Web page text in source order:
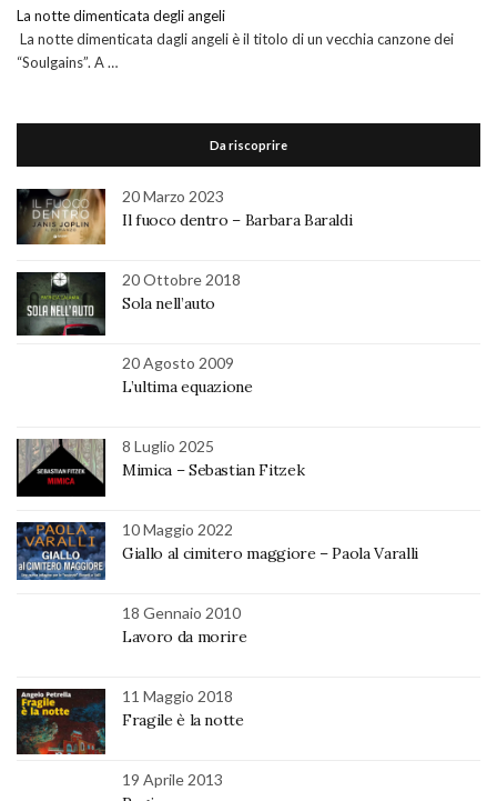
La notte dimenticata degli angeli
La notte dimenticata dagli angeli è il titolo di un vecchia canzone dei
“Soulgains”. A …
Da riscoprire
20 Marzo 2023
Il fuoco dentro – Barbara Baraldi
20 Ottobre 2018
Sola nell’auto
20 Agosto 2009
L’ultima equazione
8 Luglio 2025
Mimica – Sebastian Fitzek
10 Maggio 2022
Giallo al cimitero maggiore – Paola Varalli
18 Gennaio 2010
Lavoro da morire
11 Maggio 2018
Fragile è la notte
19 Aprile 2013